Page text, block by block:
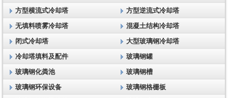
方型横流式冷却塔
方型逆流式冷却塔
无填料喷雾冷却塔
混凝土结构冷却塔
闭式冷却塔
大型玻璃钢冷却塔
冷却塔填料及配件
玻璃钢罐
玻璃钢化粪池
玻璃钢槽
玻璃钢环保设备
玻璃钢格栅板